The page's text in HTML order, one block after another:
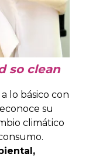
so clean
lo básico con
su
climático